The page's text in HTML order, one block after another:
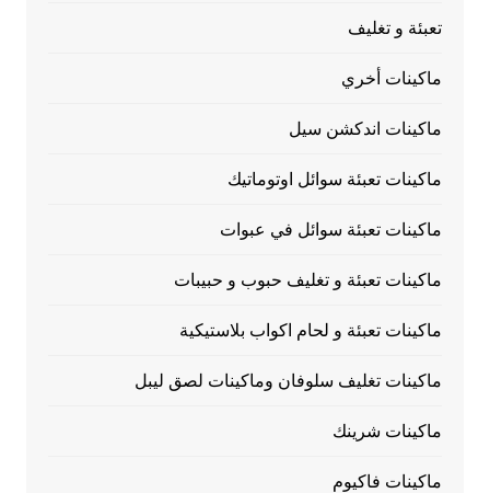
تعبئة و تغليف
ماكينات أخري
ماكينات اندكشن سيل
ماكينات تعبئة سوائل اوتوماتيك
ماكينات تعبئة سوائل في عبوات
ماكينات تعبئة و تغليف حبوب و حبيبات
ماكينات تعبئة و لحام اكواب بلاستيكية
ماكينات تغليف سلوفان وماكينات لصق ليبل
ماكينات شرينك
ماكينات فاكيوم